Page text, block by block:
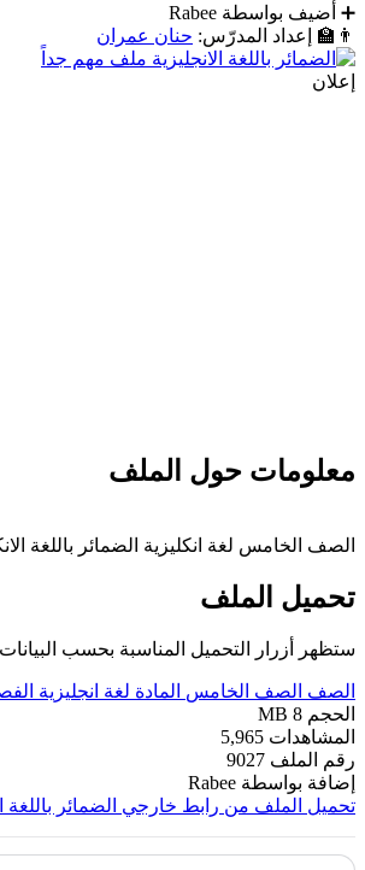
➕ أضيف بواسطة Rabee
👨‍🏫
إعداد المدرّس: حنان عمران
إعلان
معلومات حول الملف
الصف الخامس لغة انكليزية الضمائر باللغة الانكليزية ملف مهم جداً , للمراحل
تحميل الملف
ستظهر أزرار التحميل المناسبة بحسب
الصف الصف الخامس المادة لغة انجليزية
الحجم 8 MB
المشاهدات 5,965
رقم الملف 9027
إضافة بواسطة Rabee
تحميل الملف من رابط خارجي الضمائر